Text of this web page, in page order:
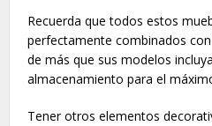
Recuerda que todos estos
perfectamente combinados
de más que sus modelos
almacenamiento para el
Tener otros elementos